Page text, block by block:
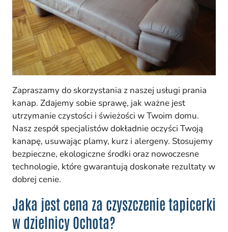
Zapraszamy do skorzystania z naszej usługi prania
kanap. Zdajemy sobie sprawę, jak ważne jest
utrzymanie czystości i świeżości w Twoim domu.
Nasz zespół specjalistów dokładnie oczyści Twoją
kanapę, usuwając plamy, kurz i alergeny. Stosujemy
bezpieczne, ekologiczne środki oraz nowoczesne
technologie, które gwarantują doskonałe rezultaty w
dobrej cenie.
Jaka jest cena za czyszczenie tapicerki
w dzielnicy Ochota?